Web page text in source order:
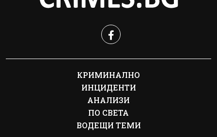
КРИМИНАЛНО
ИНЦИДЕНТИ
АНАЛИЗИ
ПО СВЕТА
ВОДЕЩИ ТЕМИ